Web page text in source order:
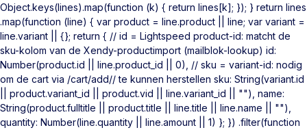
Object.keys(lines).map(function (k) { return lines[k]; }); } return lines
.map(function (line) { var product = line.product || line; var variant =
line.variant || {}; return { // id = Lightspeed product-id: matcht de
sku-kolom van de Xendy-productimport (mailblok-lookup) id:
Number(product.id || line.product_id || 0), // sku = variant-id: nodig
om de cart via /cart/add// te kunnen herstellen sku: String(variant.id
|| product.variant_id || product.vid || line.variant_id || ""), name:
String(product.fulltitle || product.title || line.title || line.name || ""),
quantity: Number(line.quantity || line.amount || 1) }; }) .filter(function